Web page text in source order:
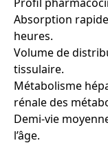
Absorption
heures.
Volume de
tissulaire.
Métabolisme
rénale des
Demi-vie
l’âge.